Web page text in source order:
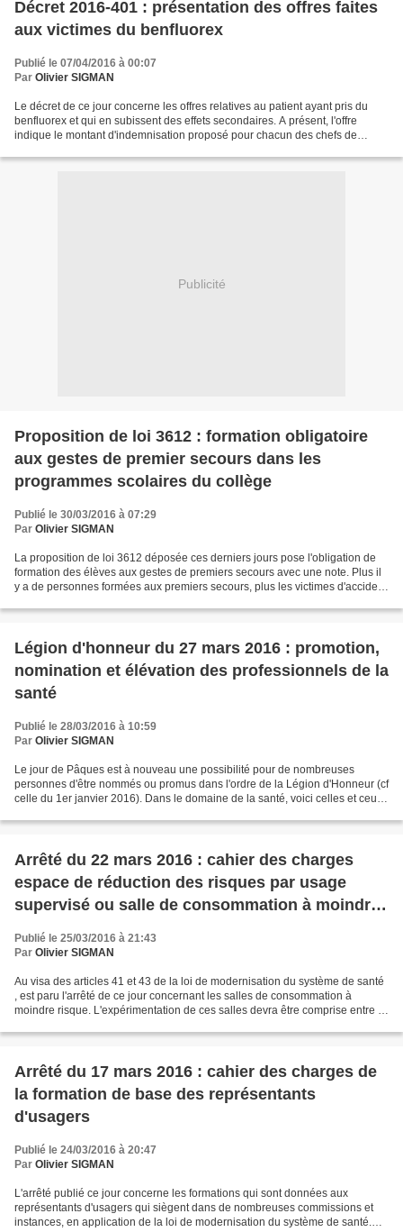
Décret 2016-401 : présentation des offres faites
aux victimes du benfluorex
Publié le 07/04/2016 à 00:07
Par Olivier SIGMAN
Le décret de ce jour concerne les offres relatives au patient ayant pris du
benfluorex et qui en subissent des effets secondaires. A présent, l'offre
indique le montant d'indemnisation proposé pour chacun des chefs de
Publicité
Proposition de loi 3612 : formation obligatoire
aux gestes de premier secours dans les
programmes scolaires du collège
Publié le 30/03/2016 à 07:29
Par Olivier SIGMAN
La proposition de loi 3612 déposée ces derniers jours pose l'obligation de
formation des élèves aux gestes de premiers secours avec une note. Plus il
y a de personnes formées aux premiers secours, plus les victimes d'accident
Légion d'honneur du 27 mars 2016 : promotion,
nomination et élévation des professionnels de la
santé
Publié le 28/03/2016 à 10:59
Par Olivier SIGMAN
Le jour de Pâques est à nouveau une possibilité pour de nombreuses
personnes d'être nommés ou promus dans l'ordre de la Légion d'Honneur (cf
celle du 1er janvier 2016). Dans le domaine de la santé, voici celles et ceux
Arrêté du 22 mars 2016 : cahier des charges
espace de réduction des risques par usage
supervisé ou salle de consommation à moindre
risque
Publié le 25/03/2016 à 21:43
Par Olivier SIGMAN
Au visa des articles 41 et 43 de la loi de modernisation du système de santé
, est paru l'arrêté de ce jour concernant les salles de consommation à
moindre risque. L'expérimentation de ces salles devra être comprise entre 3
Arrêté du 17 mars 2016 : cahier des charges de
la formation de base des représentants
d'usagers
Publié le 24/03/2016 à 20:47
Par Olivier SIGMAN
L'arrêté publié ce jour concerne les formations qui sont données aux
représentants d'usagers qui siègent dans de nombreuses commissions et
instances, en application de la loi de modernisation du système de santé.